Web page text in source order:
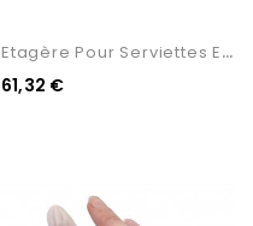
E
Tagère Pour Serviettes En...
61,32 €